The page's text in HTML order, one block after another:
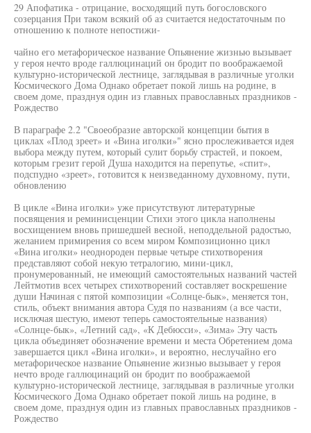
29 Апофатика - отрицание, восходящий путь богословского
созерцания При таком всякий об аз считается недостаточным по
отношению к полноте непостижи-
чайно его метафорическое название Опьянение жизнью вызывает
у героя нечто вроде галлюцинаций он бродит по воображаемой
культурно-исторической лестнице, заглядывая в различные уголки
Космического Дома Однако обретает покой лишь на родине, в
своем доме, празднуя один из главных православных праздников -
Рождество
В параграфе 2.2 "Своеобразие авторской концепции бытия в
циклах «Плод зреет» и «Вина иголки»" ясно прослеживается идея
выбора между путем, который сулит борьбу страстей, и покоем,
которым грезит герой Душа находится на перепутье, «спит»,
подспудно «зреет», готовится к неизведанному духовному, пути,
обновлению
В цикле «Вина иголки» уже присутствуют литературные
посвящения и реминисценции Стихи этого цикла наполнены
восхищением вновь пришедшей весной, неподдельной радостью,
желанием примирения со всем миром Композиционно цикл
«Вина иголки» неоднороден первые четыре стихотворения
представляют собой некую тетралогию, мини-цикл,
пронумерованный, не имеющий самостоятельных названий частей
Лейтмотив всех четырех стихотворений составляет воскрешение
души Начиная с пятой композиции «Солнце-бык», меняется тон,
стиль, объект внимания автора Судя по названиям (а все части,
исключая шестую, имеют теперь самостоятельные названия)
«Солнце-бык», «Летний сад», «К Дебюсси», «Зима» Эту часть
цикла объединяет обозначение времени и места Обретением дома
завершается цикл «Вина иголки», и вероятно, неслучайно его
метафорическое название Опьянение жизнью вызывает у героя
нечто вроде галлюцинаций он бродит по воображаемой
культурно-исторической лестнице, заглядывая в различные уголки
Космического Дома Однако обретает покой лишь на родине, в
своем доме, празднуя один из главных православных праздников -
Рождество